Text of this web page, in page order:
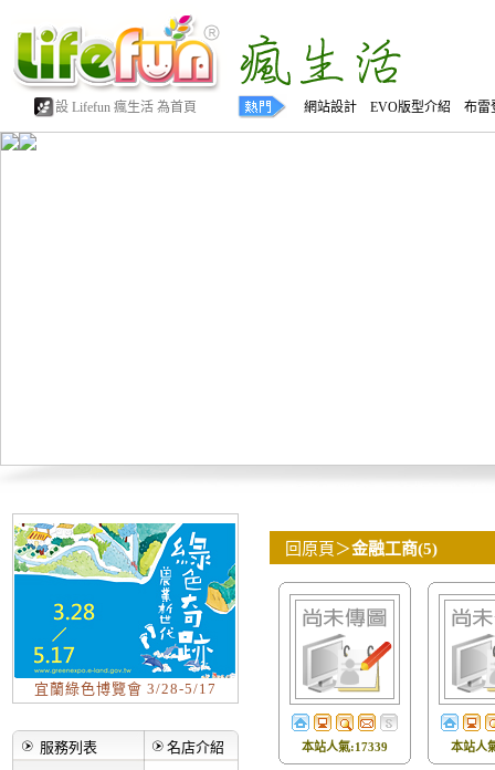
設 Lifefun 瘋生活 為首頁 網站設計 EVO版型介紹 布雷
宜蘭綠色博覽會 3/28-5/17
服務列表
名店介紹
回原頁 ＞金融工商(5)
本站人氣:17339 本站人